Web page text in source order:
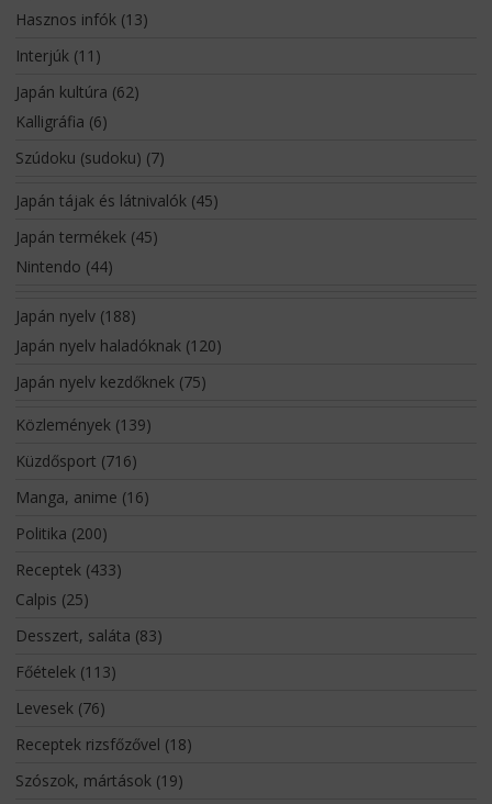
Hasznos infók(13)
Interjúk(11)
Japán kultúra (62)
Kalligráfia (6)
Szúdoku (sudoku) (7)
Japán tájak és látnivalók(45)
Japán termékek(45)
Nintendo (44)
Japán nyelv(188)
Japán nyelv haladóknak(120)
Japán nyelv kezdőknek(75)
Közlemények(139)
Küzdősport (716)
Manga, anime (16)
Politika (200)
Receptek(433)
Calpis (25)
Desszert, saláta (83)
Főételek(113)
Levesek(76)
Receptek rizsfőzővel (18)
Szószok, mártások(19)